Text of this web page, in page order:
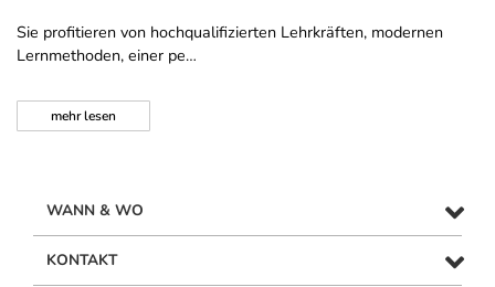
Sie profitieren von hochqualifizierten Lehrkräften, modernen
Lernmethoden, einer pe…
mehrlesen
WANN & WO
KONTAKT